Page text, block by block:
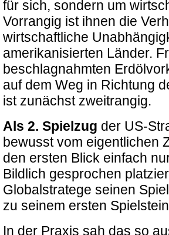
für sich, sondern um
Vorrangig ist ihnen die
wirtschaftliche
amerikanisierten Länder.
beschlagnahmten
auf dem Weg in Richtung
ist zunächst zweitrangig.
Als 2. Spielzug der US-
bewusst vom eigentlichen
den ersten Blick einfach
Bildlich gesprochen
Globalstratege seinen
zu seinem ersten
In der Praxis sah das so